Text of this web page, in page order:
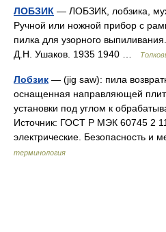
ЛОБЗИК — ЛОБЗИК, лобзика,
Ручной или ножной прибор с
пилка для узорного
Д.Н. Ушаков. 1935 1940 …
Лобзик — (jig saw): пила
оснащенная направляющей
установки под углом к
Источник: ГОСТ Р МЭК 60745 2
электрические. Безопасность
терминология